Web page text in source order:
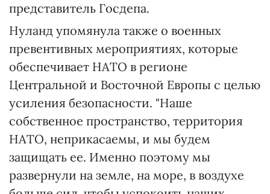
представитель Госдепа.
Нуланд упомянула также о военных
превентивных мероприятиях, которые
обеспечивает НАТО в регионе
Центральной и Восточной Европы с целью
усиления безопасности. "Наше
собственное пространство, территория
НАТО, неприкасаемы, и мы будем
защищать ее. Именно поэтому мы
развернули на земле, на море, в воздухе